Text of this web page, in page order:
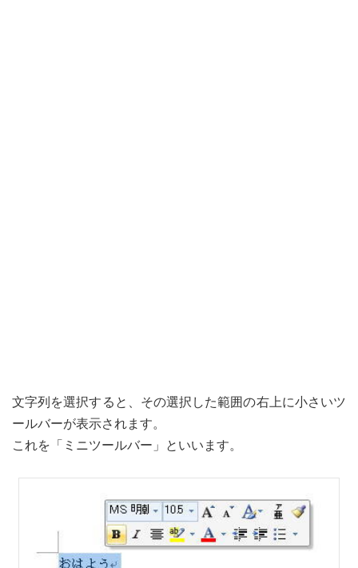
文字列を選択すると、その選択した範囲の右上に小さいツ
ールバーが表示されます。
これを「ミニツールバー」といいます。